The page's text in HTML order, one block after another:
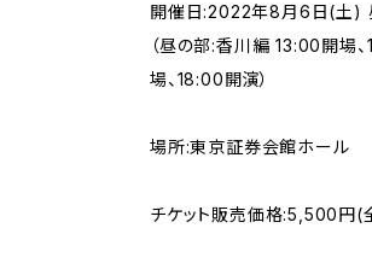
開催日:2022年8月6日(土)
（昼の部:香川編 13:00開
場、18:00開演）
場所:東京証券会館ホール
チケット販売価格:5,500